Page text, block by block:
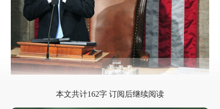
本文共计162字 订阅后继续阅读